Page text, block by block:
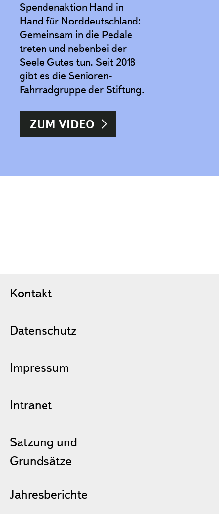
Spendenaktion Hand in
Hand für Norddeutschland:
Gemeinsam in die Pedale
treten und nebenbei der
Seele Gutes tun. Seit 2018
gibt es die Senioren-
Fahrradgruppe der Stiftung.
ZUM VIDEO
Kontakt
Datenschutz
Impressum
Intranet
Satzung und
Grundsätze
Jahresberichte